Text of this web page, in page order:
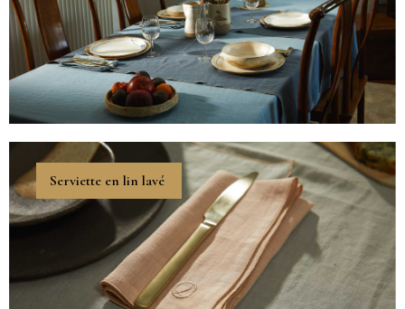
Servi­ette en lin lavé